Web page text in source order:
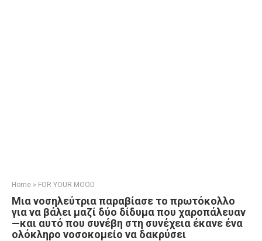
Home » FOR YOUR MOOD
Μια νοσηλεύτρια παραβίασε το πρωτόκολλο
για να βάλει μαζί δύο δίδυμα που χαροπάλευαν
—και αυτό που συνέβη στη συνέχεια έκανε ένα
ολόκληρο νοσοκομείο να δακρύσει